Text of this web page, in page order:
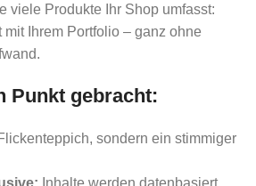
viele Produkte Ihr Shop umfasst:
Ihrem Portfolio – ganz ohne
Punkt gebracht:
sondern ein stimmiger
Inhalte werden datenbasiert